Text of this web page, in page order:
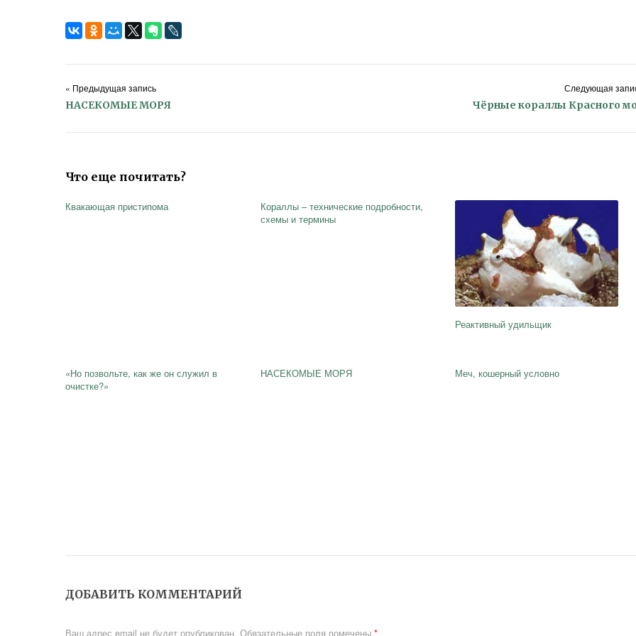
« Предыдущая запись
НАСЕКОМЫЕ МОРЯ
Следующая
Чёрные кораллы Красного
Что еще почитать?
Квакающая пристипома
Кораллы – технические подробности,
схемы и термины
Реактивный удильщик
«Но позвольте, как же он служил в
очистке?»
НАСЕКОМЫЕ МОРЯ Меч, кошерный условно
ДОБАВИТЬ КОММЕНТАРИЙ
Ваш адрес email не будет опубликован. Обязательные поля помечены *